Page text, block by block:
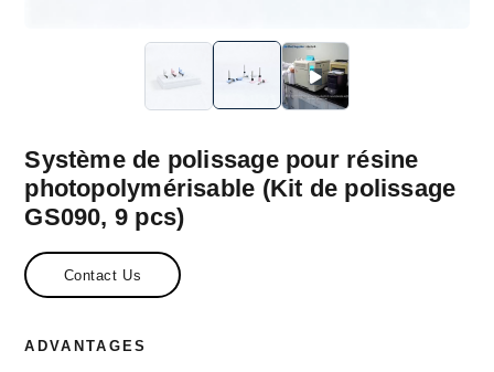
Système de polissage pour résine
photopolymérisable (Kit de polissage
GS090, 9 pcs)
Contact Us
ADVANTAGES